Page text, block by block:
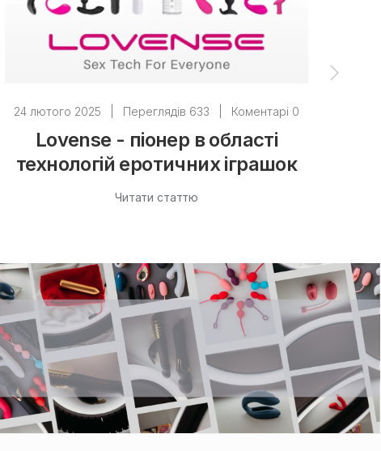
24 лютого 2025 Переглядів 633 Коментарі 0
Lovense - піонер в області
технологій еротичних іграшок
Читати статтю